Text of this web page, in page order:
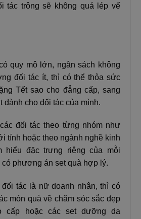
tác trông sẽ không quá lép vế
quy mô lớn, ngân sách không
đối tác ít, thì có thể thỏa sức
Tết sao cho đẳng cấp, sang
dành cho đối tác của mình.
đối tác theo từng nhóm như
tính hoặc theo ngành nghề kinh
hiểu đặc trưng riêng của mỗi
có phương án set quà hợp lý.
tác là nữ doanh nhân, thì có
món quà về chăm sóc sắc đẹp
cấp hoặc các set dưỡng da